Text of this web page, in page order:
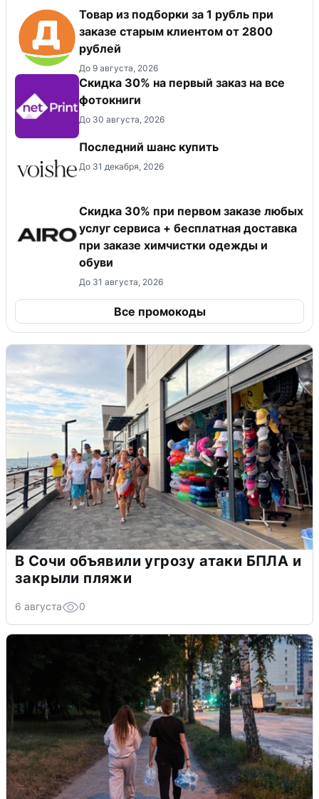
Товар из подборки за 1 рубль при
заказе старым клиентом от 2800
рублей
До 9 августа, 2026
Cкидка 30% на первый заказ на все
фотокниги
До 30 августа, 2026
Последний шанс купить
До 31 декабря, 2026
Скидка 30% при первом заказе любых
услуг сервиса + бесплатная доставка
при заказе химчистки одежды и
обуви
До 31 августа, 2026
Все промокоды
В Сочи объявили угрозу атаки БПЛА и
закрыли пляжи
6 августа 0